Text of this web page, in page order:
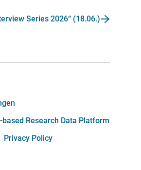
Series 2026“ (18.06.)
based Research Data Platform
Privacy Policy